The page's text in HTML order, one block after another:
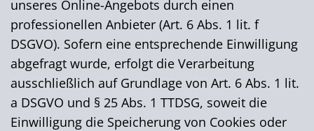
unseres Online-Angebots durch einen
professionellen Anbieter (Art. 6 Abs. 1 lit. f
DSGVO). Sofern eine entsprechende Einwilligung
abgefragt wurde, erfolgt die Verarbeitung
ausschließlich auf Grundlage von Art. 6 Abs. 1 lit.
a DSGVO und § 25 Abs. 1 TTDSG, soweit die
Einwilligung die Speicherung von Cookies oder